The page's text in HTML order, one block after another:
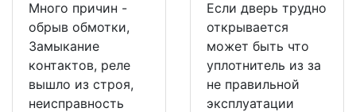
Много причин -
обрыв обмотки,
Замыкание
контактов, реле
вышло из строя,
неисправность
Если дверь трудно
открывается
может быть что
уплотнитель из за
не правильной
эксплуатации